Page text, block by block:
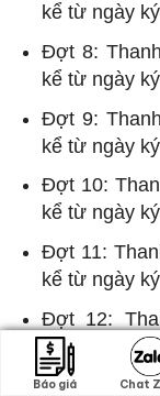
kể từ ngày
Đợt 8:
kể từ ngày
Đợt 9:
kể từ ngày
Đợt 10:
kể từ ngày
Đợt 11:
kể từ ngày
Đợt 12:
Quyền sử
QUY ĐỊNH
Báo giá Chat
Báo giá Chat